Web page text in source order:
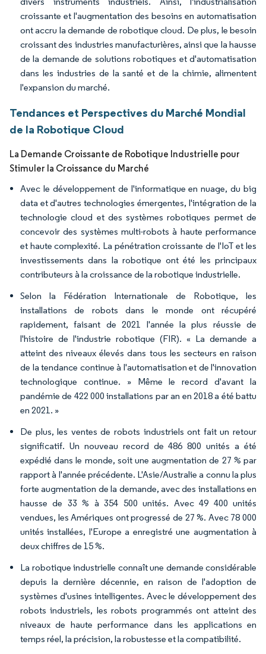
croissante et l'augmentation des besoins en automatisation
ont accru la demande de robotique cloud. De plus, le besoin
croissant des industries manufacturières, ainsi que la hausse
de la demande de solutions robotiques et d'automatisation
dans les industries de la santé et de la chimie, alimentent
l'expansion du marché.
Tendances et Perspectives du Marché Mondial
de la Robotique Cloud
La Demande Croissante de Robotique Industrielle pour
Stimuler la Croissance du Marché
Avec le développement de l'informatique en nuage, du big
data et d'autres technologies émergentes, l'intégration de la
technologie cloud et des systèmes robotiques permet de
concevoir des systèmes multi-robots à haute performance
et haute complexité. La pénétration croissante de l'IoT et les
investissements dans la robotique ont été les principaux
contributeurs à la croissance de la robotique industrielle.
Selon la Fédération Internationale de Robotique, les
installations de robots dans le monde ont récupéré
rapidement, faisant de 2021 l'année la plus réussie de
l'histoire de l'industrie robotique (FIR). « La demande a
atteint des niveaux élevés dans tous les secteurs en raison
de la tendance continue à l'automatisation et de l'innovation
technologique continue. » Même le record d'avant la
pandémie de 422 000 installations par an en 2018 a été battu
en 2021. »
De plus, les ventes de robots industriels ont fait un retour
significatif. Un nouveau record de 486 800 unités a été
expédié dans le monde, soit une augmentation de 27 % par
rapport à l'année précédente. L'Asie/Australie a connu la plus
forte augmentation de la demande, avec des installations en
hausse de 33 % à 354 500 unités. Avec 49 400 unités
vendues, les Amériques ont progressé de 27 %. Avec 78 000
unités installées, l'Europe a enregistré une augmentation à
deux chiffres de 15 %.
La robotique industrielle connaît une demande considérable
depuis la dernière décennie, en raison de l'adoption de
systèmes d'usines intelligentes. Avec le développement des
robots industriels, les robots programmés ont atteint des
niveaux de haute performance dans les applications en
temps réel, la précision, la robustesse et la compatibilité.